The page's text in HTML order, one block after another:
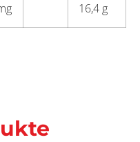
16,4 g